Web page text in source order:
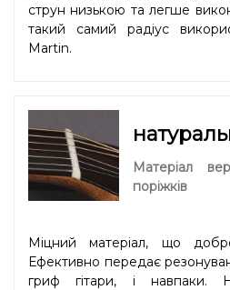
струн низькою та легше
такий самий радіус
Martin.
Матеріал
поріжків
Міцний матеріал, що
Ефективно передає
гриф гітари, і навпаки.